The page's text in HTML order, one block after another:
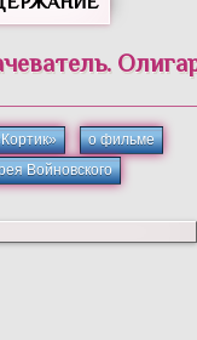
о фильме
Войновского